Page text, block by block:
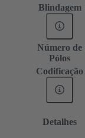
Blindagem
Número de
Pólos
Codificação
Detalhes